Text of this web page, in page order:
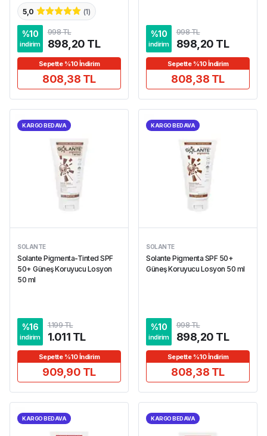
5,0 (1)
%10
indirim
998 TL
898,20 TL
Sepette %10 İndirim
808,38 TL
%10
indirim
998 TL
898,20 TL
Sepette %10 İndirim
808,38 TL
KARGO BEDAVA
SOLANTE
Solante Pigmenta-Tinted SPF
50+ Güneş Koruyucu Losyon
50 ml
%16
indirim
1.199 TL
1.011 TL
Sepette %10 İndirim
909,90 TL
KARGO BEDAVA
SOLANTE
Solante Pigmenta SPF 50+
Güneş Koruyucu Losyon 50 ml
%10
indirim
998 TL
898,20 TL
Sepette %10 İndirim
808,38 TL
KARGO BEDAVA KARGO BEDAVA